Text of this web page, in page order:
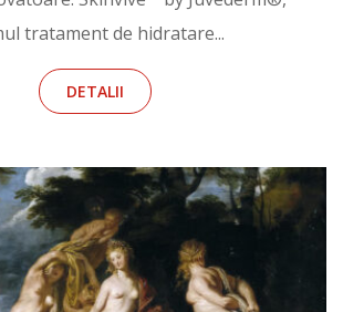
tratament de hidratare...
DETALII